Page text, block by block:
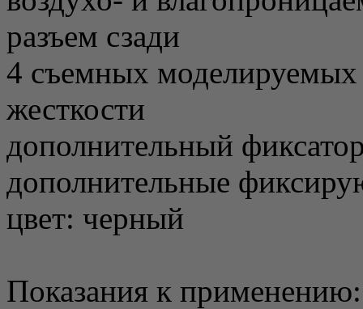
разъем сзади
4 съемных моделируемых
жесткости
дополнительный
дополнительные
цвет: черный
Показания к применению: